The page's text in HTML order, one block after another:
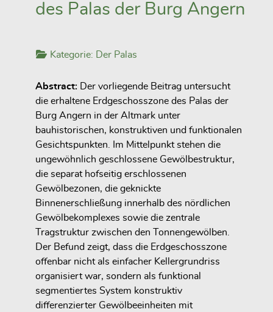
des Palas der Burg Angern
Kategorie: Der Palas
Abstract: Der vorliegende Beitrag untersucht
die erhaltene Erdgeschosszone des Palas der
Burg Angern in der Altmark unter
bauhistorischen, konstruktiven und funktionalen
Gesichtspunkten. Im Mittelpunkt stehen die
ungewöhnlich geschlossene Gewölbestruktur,
die separat hofseitig erschlossenen
Gewölbezonen, die geknickte
Binnenerschließung innerhalb des nördlichen
Gewölbekomplexes sowie die zentrale
Tragstruktur zwischen den Tonnengewölben.
Der Befund zeigt, dass die Erdgeschosszone
offenbar nicht als einfacher Kellergrundriss
organisiert war, sondern als funktional
segmentiertes System konstruktiv
differenzierter Gewölbeeinheiten mit